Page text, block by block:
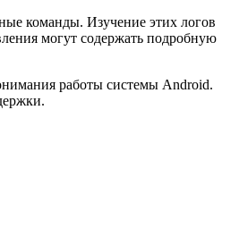
команды. Изучение этих логов
могут содержать подробную
работы системы Android.